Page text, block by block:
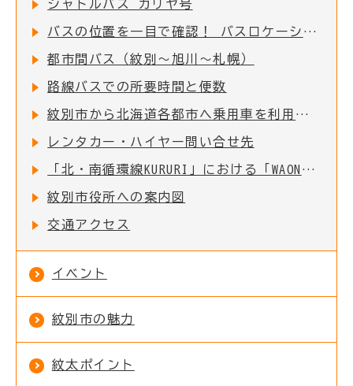
シャトルバス ガリヤ号
バスの位置を一目で確認！ バスロケーションシステムについて
都市間バス（紋別～旭川～札幌）
路線バスでの所要時間と便数
紋別市から北海道各都市へ乗用車を利用した場合の所要時間と距離
レンタカー・ハイヤー問い合せ先
「北・南循環線KURURI」における「WAON決済サービス」及び「Free Wi-Fiサービス」の導入について
紋別市役所への案内図
交通アクセス
イベント
紋別市の魅力
紋太ポイント